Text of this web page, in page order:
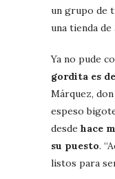
un grupo de
una tienda de
Ya no pude
gordita es
Márquez,
espeso
desde hace
su puesto.
listos para